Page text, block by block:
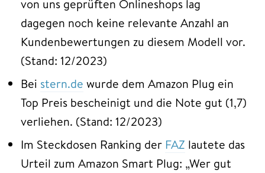
von uns geprüften Onlineshops lag
dagegen noch keine relevante Anzahl an
Kundenbewertungen zu diesem Modell vor.
(Stand: 12/2023)
Bei stern.de wurde dem Amazon Plug ein
Top Preis bescheinigt und die Note gut (1,7)
verliehen. (Stand: 12/2023)
Im Steckdosen Ranking der FAZ lautete das
Urteil zum Amazon Smart Plug: „Wer gut